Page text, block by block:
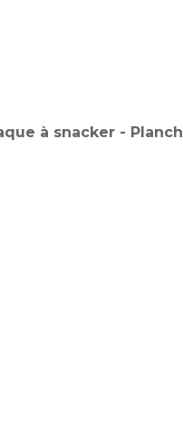
à snacker -